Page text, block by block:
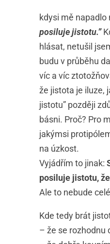
kdysi mě napadlo
posiluje jistotu.”
hlásat, netušil
budu v průběhu
víc a víc
že jistota je iluze,
jistotu” později
básni. Proč? Pro
jakýmsi
na úzkost.
Vyjádřím to jinak:
posiluje jistotu,
Ale to nebude
Kde tedy brát
– že se rozhodnu